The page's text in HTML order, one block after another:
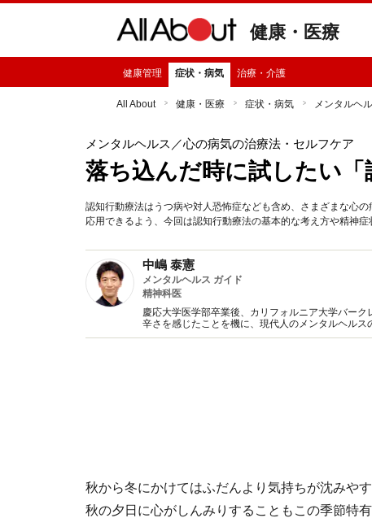
健康・医療
健康管理 症状・病気 治療・介護
All About 健康・医療 症状・病気 メンタルヘ
メンタルヘルス ／心の病気の治療法・セルフケア
落ち込んだ時に試したい
認知行動療法はうつ病や対人恐怖症なども含め、さまざまな心
応用できるよう、今回は認知行動療法の基本的な考え方や精神症
中嶋 泰憲
メンタルヘルス ガイド
精神科医
慶応大学医学部卒業後、カリフォルニア大学バー
辛さを感じたことを機に、現代人のメンタルヘル
管理にお役に立てるよう、メンタルヘルスに関する
秋から冬にかけてはふだんより気持ちが沈みや
秋の夕日に心がしんみりすることもこの季節特